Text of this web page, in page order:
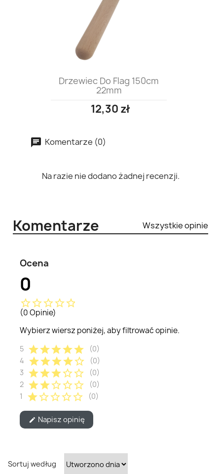
Drzewiec Do Flag 150cm
22mm
12,30 zł
Komentarze (0)
Na razie nie dodano żadnej recenzji.
Komentarze Wszystkie opinie
Ocena
0
star_borderstar_borderstar_borderstar_borderstar_border
(0 Opinie)
Wybierz wiersz poniżej, aby filtrować opinie.
5 starstarstarstarstar
(0)
4 starstarstarstarstar_border
(0)
3 starstarstarstar_borderstar_border
(0)
2 starstarstar_borderstar_borderstar_border
(0)
1
starstar_borderstar_borderstar_borderstar_border (0)
edit Napisz opinię
Sortuj według